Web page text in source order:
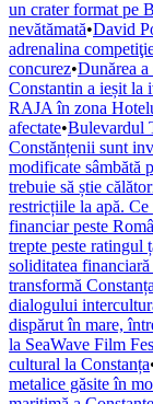
un crater format pe
nevătămată•David
adrenalina
concurez•Dunărea
Constantin a ieșit la
RAJA în zona
afectate•Bulevardul
Constănțenii sunt
modificate sâmbătă
trebuie să știe
restricțiile la apă.
financiar peste
trepte peste ratingul
soliditatea
transformă
dialogului
dispărut în mare,
la SeaWave Film
cultural la Constanța
metalice găsite în